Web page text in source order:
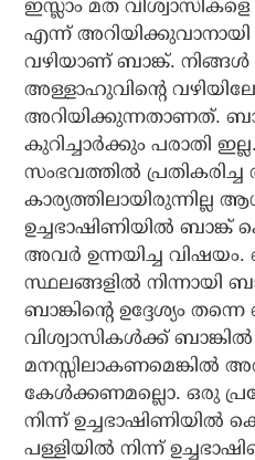
ഇസ്ലാം മത
എന്ന് അറിയിക്കുവാനായി
വഴിയാണ് ബാങ്ക്. നിങ്ങള്‍
അള്ളാഹുവിന്റെ
അറിയിക്കുന്നതാണത്.
കുറിച്ചാര്‍ക്കും പരാതി
സംഭവത്തില്‍ പ്രതികരിച്ച
കാര്യത്തിലായിരുന്നില്ല
ഉച്ചഭാഷിണിയില്‍
അവര്‍ ഉന്നയിച്ച
സ്ഥലങ്ങളില്‍ നിന്നായി
ബാങ്കിന്റെ ഉദ്ദേശ്യം തന്നെ
വിശ്വാസികള്‍ക്ക്
മനസ്സിലാകണമെങ്കില്‍
കേള്‍ക്കണമല്ലൊ. ഒരു
നിന്ന് ഉച്ചഭാഷിണിയില്‍
പള്ളിയില്‍ നിന്ന്